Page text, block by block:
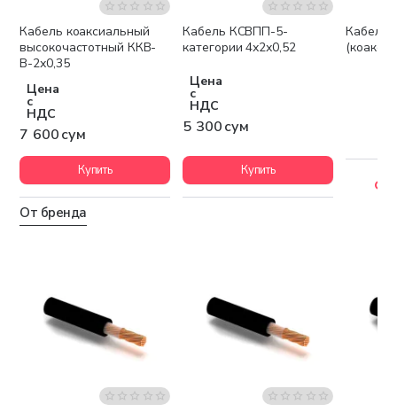
Кабель коаксиальный
высокочастотный ККВ-
В-2х0,35
Цена
с
НДС
7 600 сум
Купить
Бестселлер
Кабель КСВПП-5-
категории 4х2х0,52
Цена
с
НДС
5 300 сум
Купить
Кабель
От бренда